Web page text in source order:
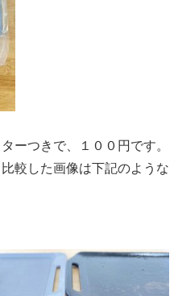
ーつきで、１００円です。
較した画像は下記のような